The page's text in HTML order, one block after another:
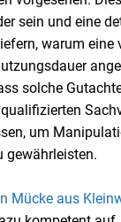
sein und eine
warum eine
solche
um
gewährleisten.
Mücke aus